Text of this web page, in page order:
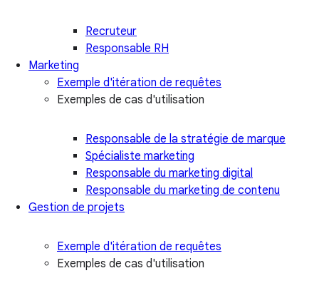
Recruteur
Responsable RH
Marketing
Exemple d'itération de requêtes
Exemples de cas d'utilisation
Responsable de la stratégie de marque
Spécialiste marketing
Responsable du marketing digital
Responsable du marketing de contenu
Gestion de projets
Exemple d'itération de requêtes
Exemples de cas d'utilisation